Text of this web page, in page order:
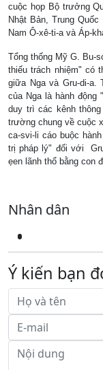
cuộc họp Bộ trưởng
Nhật Bản, Trung
Nam Ô-xê-ti-a và Áp-
Tổng thống Mỹ G. Bu-
thiếu trách nhiệm" có
giữa Nga và Gru-di-
của Nga là hành động
duy trì các kênh
trường chung về cuộc
ca-svi-li cáo buộc
trị pháp lý" đối với
ẹen lãnh thổ bằng con
Nhân dân
Ý kiến bạn